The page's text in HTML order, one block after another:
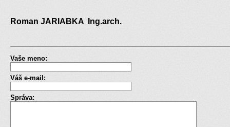
Roman JARIABKA Ing.arch.
Vaše meno:
Váš e-mail:
Správa: